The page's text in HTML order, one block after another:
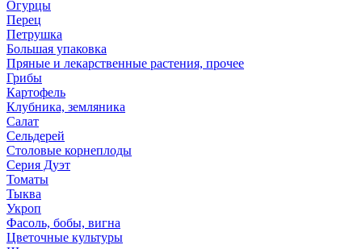
Огурцы
Перец
Петрушка
Большая упаковка
Пряные и лекарственные растения, прочее
Грибы
Картофель
Клубника, земляника
Салат
Сельдерей
Столовые корнеплоды
Серия Дуэт
Томаты
Тыква
Укроп
Фасоль, бобы, вигна
Цветочные культуры